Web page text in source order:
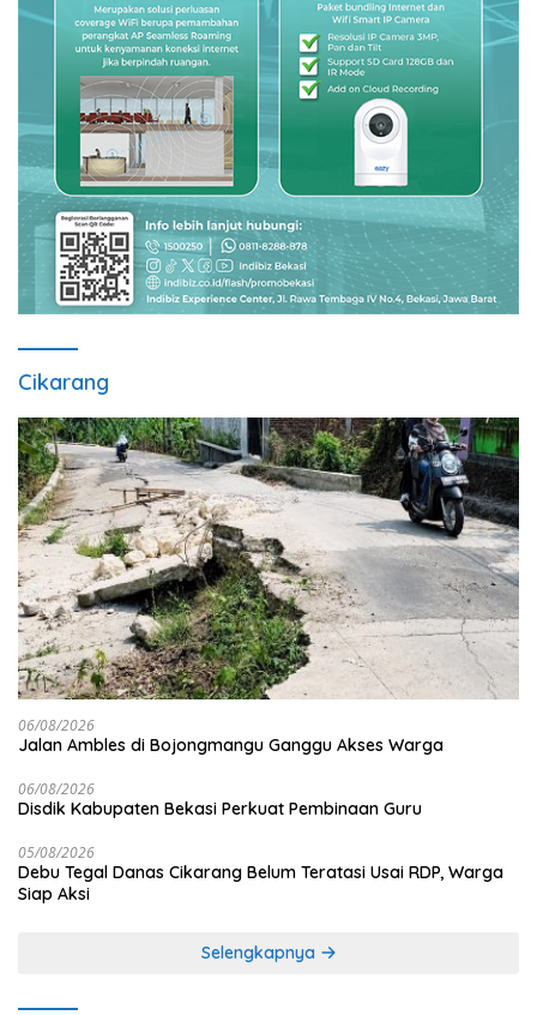
Cikarang
06/08/2026
Jalan Ambles di Bojongmangu Ganggu Akses Warga
06/08/2026
Disdik Kabupaten Bekasi Perkuat Pembinaan Guru
05/08/2026
Debu Tegal Danas Cikarang Belum Teratasi Usai RDP, Warga
Siap Aksi
Selengkapnya